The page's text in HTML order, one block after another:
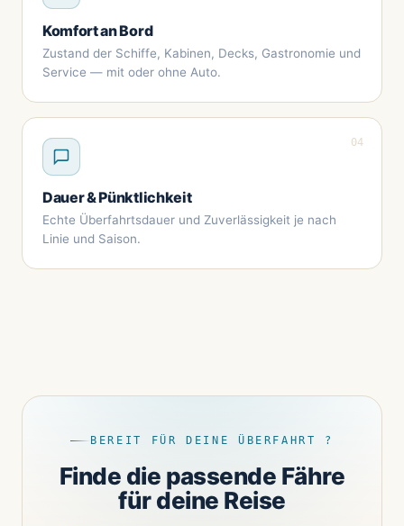
Komfort an Bord
Zustand der Schiffe, Kabinen, Decks, Gastronomie und
Service — mit oder ohne Auto.
04
Dauer & Pünktlichkeit
Echte Überfahrtsdauer und Zuverlässigkeit je nach
Linie und Saison.
BEREIT FÜR DEINE ÜBERFAHRT ?
Finde die passende Fähre
für deine Reise